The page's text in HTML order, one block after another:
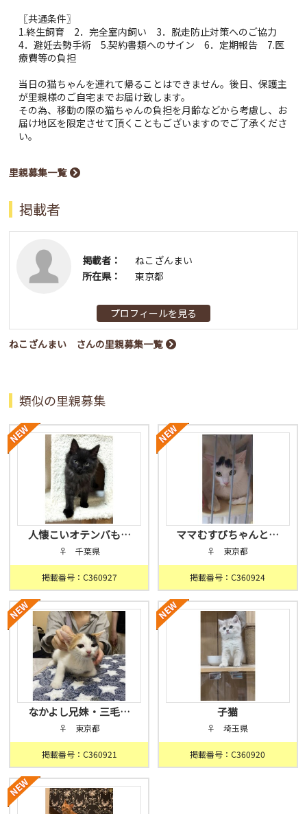
〖共通条件〗
1.終生飼育 2．完全室内飼い 3．脱走防止対策へのご協力
4．避妊去勢手術 5.契約書類へのサイン 6．定期報告 7.医
療費等の負担
当日の猫ちゃんを連れて帰ることはできません。後日、保護主
が里親様のご自宅までお届け致します。
その為、移動の際の猫ちゃんの負担を月齢などから考慮し、お
届け地区を限定させて頂くこともございますのでご了承くださ
い。
里親募集一覧
掲載者
掲載者：
ねこざんまい
所在県：
東京都
プロフィールを見る
ねこざんまい さんの里親募集一覧
類似の里親募集
人懐こいオテンバも…
♀ 千葉県
掲載番号：C360927
ママむすびちゃんと…
♀ 東京都
掲載番号：C360924
なかよし兄妹・三毛…
♀ 東京都
掲載番号：C360921
子猫
♀ 埼玉県
掲載番号：C360920